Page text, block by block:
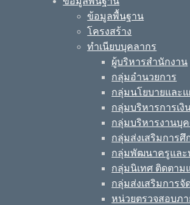
ข้อมูลพื้นฐาน
โครงสร้าง
ทำเนียบบุคลากร
ผู้บริหารสำนักงาน
กลุ่มอำนวยการ
กลุ่มนโยบายและ
กลุ่มบริหารการเ
กลุ่มบริหารงานบุ
กลุ่มส่งเสริมการศึ
กลุ่มพัฒนาครูและ
กลุ่มนิเทศ ติดตาม
กลุ่มส่งเสริมการจั
หน่วยตรวจสอบภ